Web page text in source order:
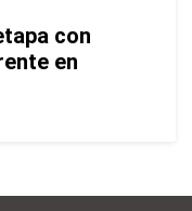
con
en